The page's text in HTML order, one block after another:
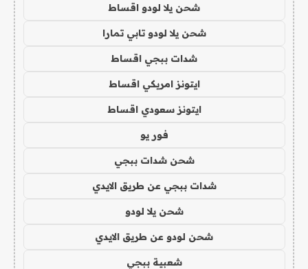
شحن يلا لودو اقساط
شحن يلا لودو تابي تمارا
شدات ببجي اقساط
ايتونز امريكي اقساط
ايتونز سعودي اقساط
فور يو
شحن شدات ببجي
شدات ببجي عن طريق الايدي
شحن يلا لودو
شحن لودو عن طريق الايدي
شعبية ببجي